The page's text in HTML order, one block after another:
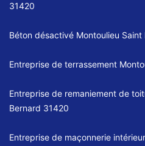
31420
Béton désactivé Montoulieu
Entreprise de terrassement
Entreprise de remaniement de
Bernard 31420
Entreprise de maçonnerie